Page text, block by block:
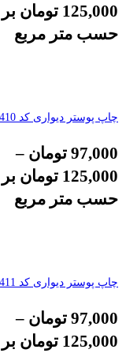
125,000 تومان بر
حسب متر مربع
چاپ پوستر دیواری کد 2410
97,000 تومان –
125,000 تومان بر
حسب متر مربع
چاپ پوستر دیواری کد 2411
97,000 تومان –
125,000 تومان بر